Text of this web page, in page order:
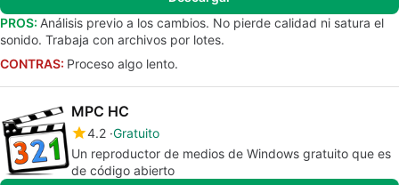
PROS: Análisis previo a los cambios. No pierde calidad ni satura el
sonido. Trabaja con archivos por lotes.
CONTRAS: Proceso algo lento.
MPC HC
4.2 Gratuito
Un reproductor de medios de Windows gratuito que es
de código abierto